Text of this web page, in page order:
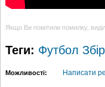
Якщо Ви помітили помилку,
Теги: Футбол
Можливості: Написати